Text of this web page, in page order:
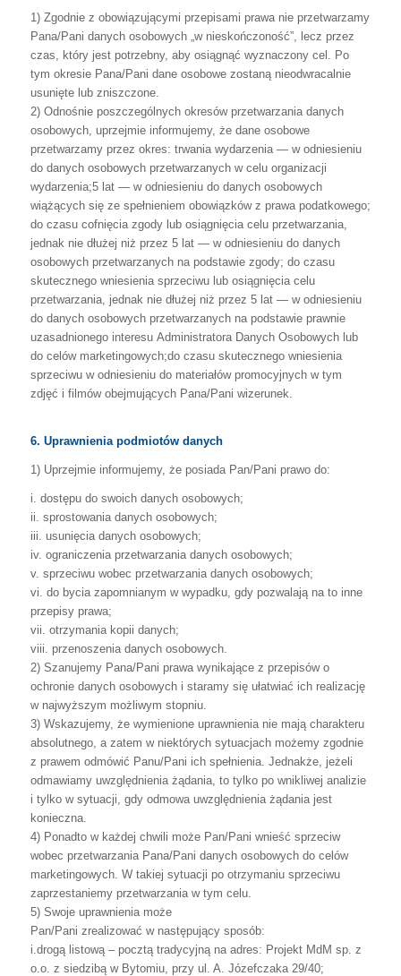
1) Zgodnie z obowiązującymi przepisami prawa nie przetwarzamy
Pana/Pani danych osobowych „w nieskończoność”, lecz przez
czas,
który jest potrzebny, aby osiągnąć wyznaczony cel.
Po
tym okresie Pana/Pani dane osobowe zostaną nieodwracalnie
usunięte lub zniszczone.
2) Odnośnie poszczególnych okresów przetwarzania danych
osobowych, uprzejmie informujemy, że dane osobowe
przetwarzamy przez okres: trwania wydarzenia — w odniesieniu
do danych osobowych przetwarzanych w celu organizacji
wydarzenia;5 lat — w odniesieniu do danych osobowych
wiążących się ze spełnieniem obowiązków z prawa podatkowego;
do czasu cofnięcia zgody lub osiągnięcia celu przetwarzania,
jednak nie dłużej niż przez 5 lat — w odniesieniu do danych
osobowych przetwarzanych na podstawie zgody; do czasu
skutecznego wniesienia sprzeciwu lub osiągnięcia celu
przetwarzania, jednak nie dłużej niż przez 5 lat — w odniesieniu
do danych osobowych przetwarzanych na podstawie prawnie
uzasadnionego interesu Administratora Danych Osobowych lub
do celów marketingowych;do czasu skutecznego wniesienia
sprzeciwu w odniesieniu do materiałów promocyjnych w tym
zdjęć i filmów obejmujących Pana/Pani wizerunek.
6. Uprawnienia podmiotów danych
1) Uprzejmie informujemy, że posiada Pan/Pani prawo do:
i. dostępu do swoich danych osobowych;
ii. sprostowania danych osobowych;
iii. usunięcia danych osobowych;
iv. ograniczenia przetwarzania danych osobowych;
v. sprzeciwu wobec przetwarzania danych osobowych;
vi. do bycia zapomnianym w wypadku, gdy pozwalają na to inne
przepisy prawa;
vii. otrzymania kopii danych;
viii.
przenoszenia danych osobowych.
2) Szanujemy Pana/Pani prawa wynikające z przepisów o
ochronie danych osobowych i staramy się ułatwiać ich realizację
w najwyższym możliwym stopniu.
3) Wskazujemy, że wymienione uprawnienia nie mają charakteru
absolutnego, a zatem w niektórych sytuacjach możemy zgodnie
z prawem odmówić Panu/Pani ich spełnienia. Jednakże, jeżeli
odmawiamy uwzględnienia żądania, to tylko po wnikliwej analizie
i tylko w sytuacji, gdy odmowa uwzględnienia żądania jest
konieczna.
4) Ponadto w każdej chwili może Pan/Pani wnieść sprzeciw
wobec przetwarzania Pana/Pani danych osobowych do celów
marketingowych. W takiej sytuacji po otrzymaniu sprzeciwu
zaprzestaniemy przetwarzania w tym celu.
5) Swoje uprawnienia może
Pan/Pani zrealizować w następujący sposób:
i.drogą listową – pocztą tradycyjną na adres: Projekt MdM sp. z
o.o. z siedzibą w Bytomiu, przy ul. A. Józefczaka 29/40;